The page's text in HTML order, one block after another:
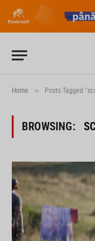
Home » Posts Tagged
BROWSING: